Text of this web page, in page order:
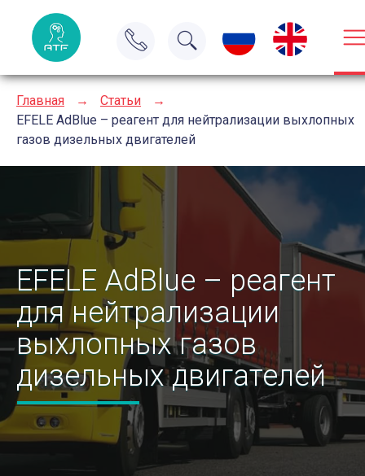
Главная → Статьи
→
EFELE AdBlue – реагент для нейтрализации выхлопных
газов дизельных двигателей
EFELE AdBlue – реагент
для нейтрализации
выхлопных газов
дизельных двигателей